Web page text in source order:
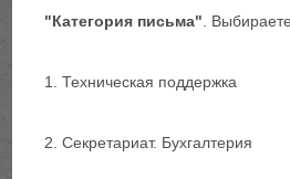
"Категория письма" .
1. Техническая поддержка
2. Секретариат. Бухгалтерия